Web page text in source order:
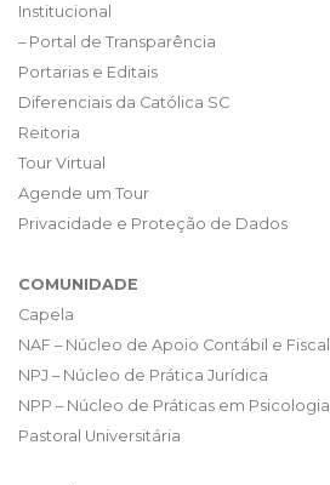
Institucional
– Portal de Transparência
Portarias e Editais
Diferenciais da Católica SC
Reitoria
Tour Virtual
Agende um Tour
Privacidade e Proteção de Dados
COMUNIDADE
Capela
NAF – Núcleo de Apoio Contábil e Fiscal
NPJ – Núcleo de Prática Jurídica
NPP – Núcleo de Práticas em Psicologia
Pastoral Universitária